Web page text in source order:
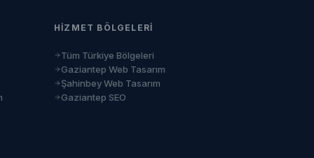
HIZMET BÖLGELERI
Tüm Türkiye Bölgeleri
Gaziantep Web Tasarım
Şahinbey Web Tasarım
Gaziantep SEO